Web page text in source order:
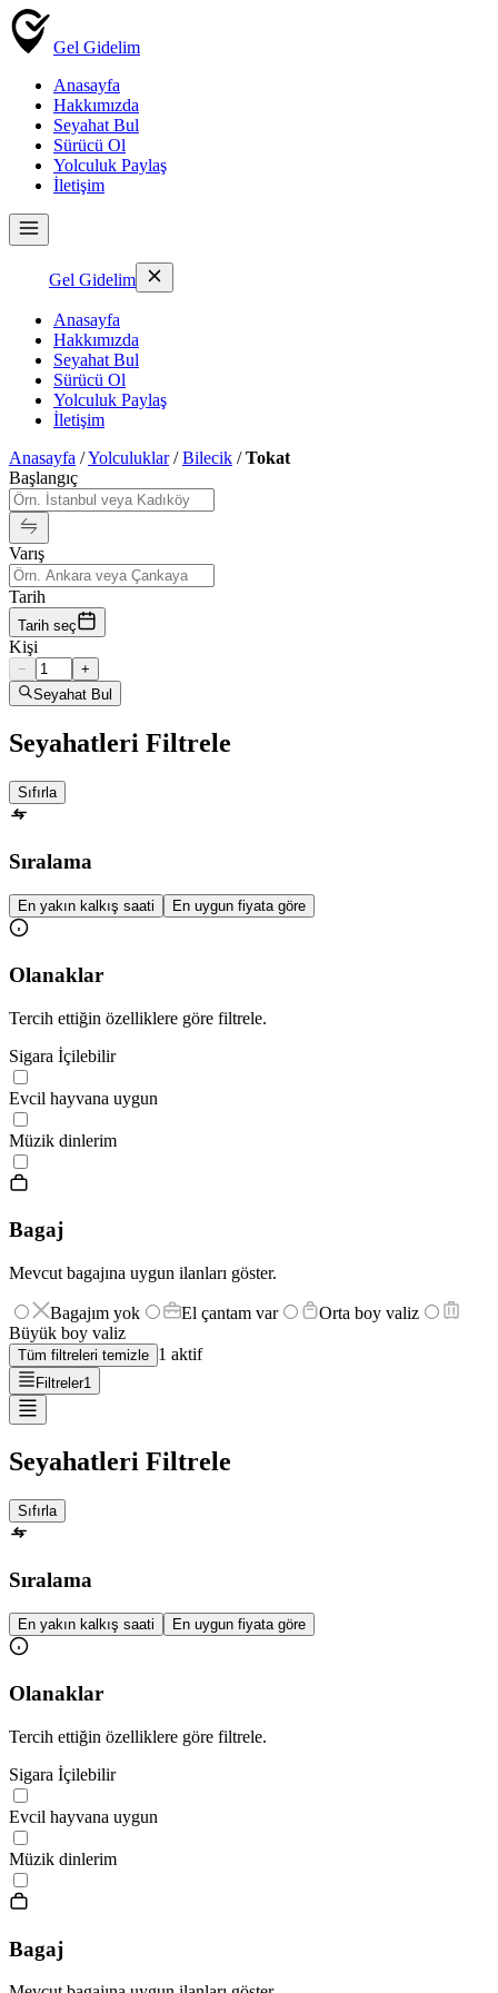
Gel Gidelim
Anasayfa
Hakkımızda
Seyahat Bul
Sürücü Ol
Yolculuk Paylaş
İletişim
Gel Gidelim
Anasayfa
Hakkımızda
Seyahat Bul
Sürücü Ol
Yolculuk Paylaş
İletişim
Anasayfa /Yolculuklar/Bilecik /Tokat
Başlangıç
Varış
Tarih
Tarih seç
Kişi
−
+
Seyahat Bul
Seyahatleri Filtrele
Sıfırla
Sıralama
En yakın kalkış saati En uygun fiyata göre
Olanaklar
Tercih ettiğin özelliklere göre filtrele.
Sigara İçilebilir
Evcil hayvana uygun
Müzik dinlerim
Bagaj
Mevcut bagajına uygun ilanları göster.
Bagajım yok El çantam var
Orta boy valiz
Büyük boy valiz
Tüm filtreleri temizle 1 aktif
Filtreler1
Seyahatleri Filtrele
Sıfırla
Sıralama
En yakın kalkış saati En uygun fiyata göre
Olanaklar
Tercih ettiğin özelliklere göre filtrele.
Sigara İçilebilir
Evcil hayvana uygun
Müzik dinlerim
Bagaj